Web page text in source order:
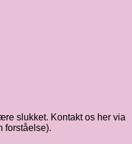
slukket. Kontakt os her via
forståelse).